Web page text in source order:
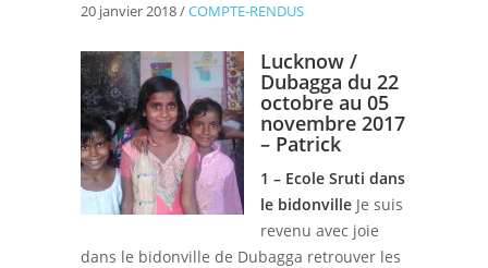
20 janvier 2018/COMPTE-RENDUS
Lucknow /
Dubagga du 22
octobre au 05
novembre 2017
– Patrick
1 – Ecole Sruti dans
le bidonville Je suis
revenu avec joie
dans le bidonville de Dubagga retrouver les